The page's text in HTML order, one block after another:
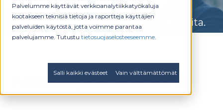
Palvelumme käyttävät verkkoanalytiikkatyökaluja
kootakseen teknisiä tietoja ja raportteja käyttäjien
palveluiden käytöstä, jotta voimme parantaa
palvelujamme. Tutustu tietosuojaselosteeseemme.
Salli kaikki evästeet Vain välttämättömät
toiminnanohjaukseen
liittyviä artikkeleita ja asiakastarinoita.
Artikkelit ja asiakastarinat